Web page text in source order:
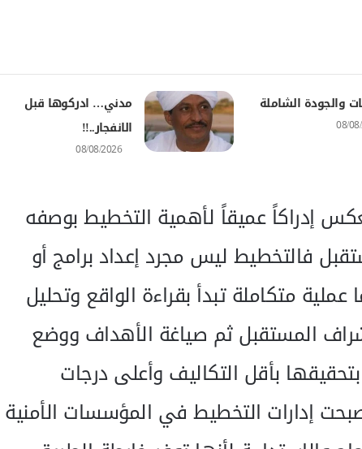
والجودة الشاملة
08/
مدني… ادركوها قبل
الانفجار..!!
08/08/2026
إدراكاً عميقاً لأهمية التخطيط بوصفه
فالتخطيط ليس مجرد إعداد برامج أو
عملية متكاملة تبدأ بقراءة الواقع وتحليل
المستقبل ثم صياغة الأهداف ووضع
بأقل التكاليف وأعلى درجات
إدارات التخطيط في المؤسسات الأمنية